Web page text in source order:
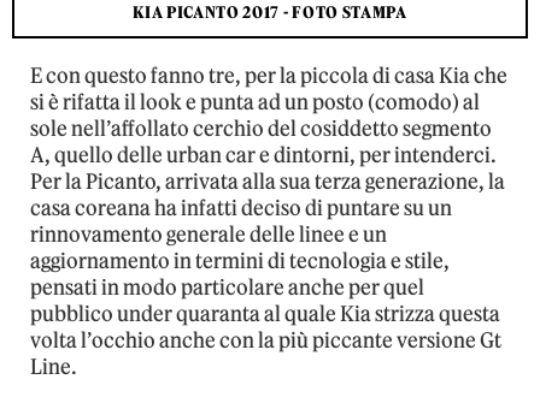
KIA PICANTO 2017 - FOTO STAMPA
E con questo fanno tre, per la piccola di casa Kia che
si è rifatta il look e punta ad un posto (comodo) al
sole nell’affollato cerchio del cosiddetto segmento
A, quello delle urban car e dintorni, per intenderci.
Per la Picanto, arrivata alla sua terza generazione, la
casa coreana ha infatti deciso di puntare su un
rinnovamento generale delle linee e un
aggiornamento in termini di tecnologia e stile,
pensati in modo particolare anche per quel
pubblico under quaranta al quale Kia strizza questa
volta l’occhio anche con la più piccante versione Gt
Line.